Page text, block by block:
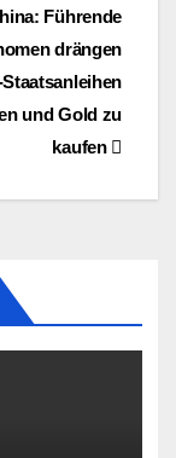
Führende
drängen
und Gold zu
kaufen